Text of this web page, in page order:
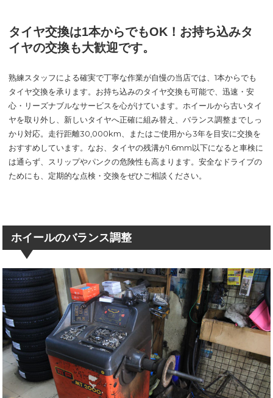
タイヤ交換は1本からでもOK！お持ち込みタ
イヤの交換も大歓迎です。
熟練スタッフによる確実で丁寧な作業が自慢の当店では、1本からでも
タイヤ交換を承ります。お持ち込みのタイヤ交換も可能で、迅速・安
心・リーズナブルなサービスを心がけています。ホイールから古いタイ
ヤを取り外し、新しいタイヤへ正確に組み替え、バランス調整までしっ
かり対応。走行距離30,000km、またはご使用から3年を目安に交換を
おすすめしています。なお、タイヤの残溝が1.6mm以下になると車検に
は通らず、スリップやパンクの危険性も高まります。安全なドライブの
ためにも、定期的な点検・交換をぜひご相談ください。
ホイールのバランス調整